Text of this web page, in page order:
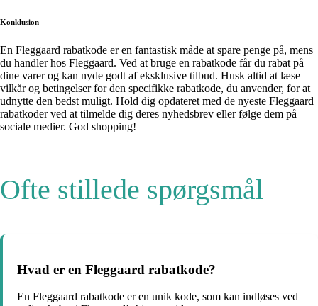
Konklusion
En Fleggaard rabatkode er en fantastisk måde at spare penge på, mens
du handler hos Fleggaard. Ved at bruge en rabatkode får du rabat på
dine varer og kan nyde godt af eksklusive tilbud. Husk altid at læse
vilkår og betingelser for den specifikke rabatkode, du anvender, for at
udnytte den bedst muligt. Hold dig opdateret med de nyeste Fleggaard
rabatkoder ved at tilmelde dig deres nyhedsbrev eller følge dem på
sociale medier. God shopping!
Ofte stillede spørgsmål
Hvad er en Fleggaard rabatkode?
En Fleggaard rabatkode er en unik kode, som kan indløses ved